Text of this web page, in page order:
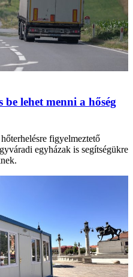
lehet menni a hőség
figyelmeztető
egyházak is segítségükre